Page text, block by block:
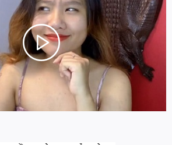
và hơn hết là cảm thấy AN TÂM TUYỆT
www.Ovenis.vn!
không?
tra sản phẩm khi thanh toán để tránh nhận
ra Ovenis còn có chính sách đổi trả
từ ngày nhận hàng(Xem chi tiết)
không?